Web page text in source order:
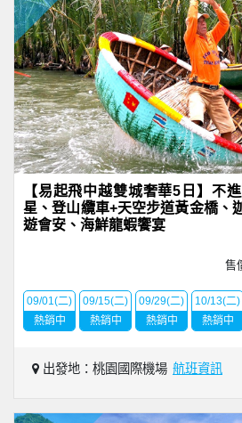
【易起飛中越雙城奢華5日】不
星、登山纜車+天空步道黃金橋、
遊會安、海鮮龍蝦饗宴
售
09/01(二)
熱銷中
09/15(二)
熱銷中
09/29(二)
熱銷中
10/13(二)
熱銷中
出發地：桃園國際機場 航班資訊